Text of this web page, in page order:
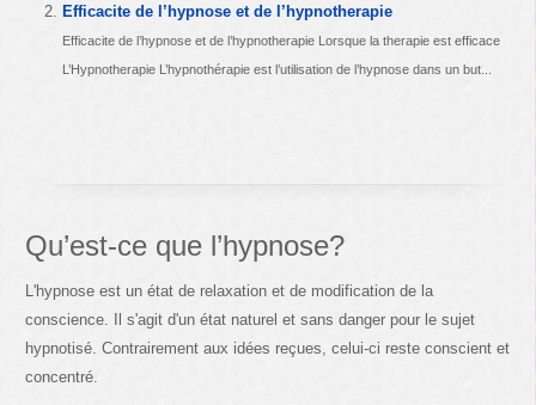
Efficacite de l’hypnose et de l’hypnotherapie
Efficacite de l’hypnose et de l’hypnotherapie Lorsque la therapie est efficace
L’Hypnotherapie L’hypnothérapie est l’utilisation de l’hypnose dans un but...
Qu’est-ce que l’hypnose?
L'hypnose est un état de relaxation et de modification de la
conscience. Il s'agit d'un état naturel et sans danger pour le sujet
hypnotisé. Contrairement aux idées reçues, celui-ci reste conscient et
concentré.